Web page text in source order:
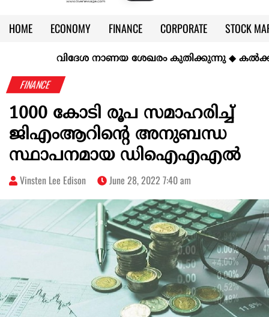
HOME ECONOMY FINANCE CORPORATE
STOCK
KERALA @70
വിദേശ നാണയ ശേഖരം കുതിക്കുന്നു◆
FINANCE
1000 കോടി രൂപ സമാഹരിച്ച്
ജിഎംആറിന്റെ അനുബന്ധ
സ്ഥാപനമായ ഡിഐഎഎൽ
Vinsten Lee Edison June 28, 2022 7:40 am